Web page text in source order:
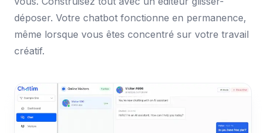
déposer. Votre chatbot fonctionne en permanence,
même lorsque vous êtes concentré sur votre travail
créatif.